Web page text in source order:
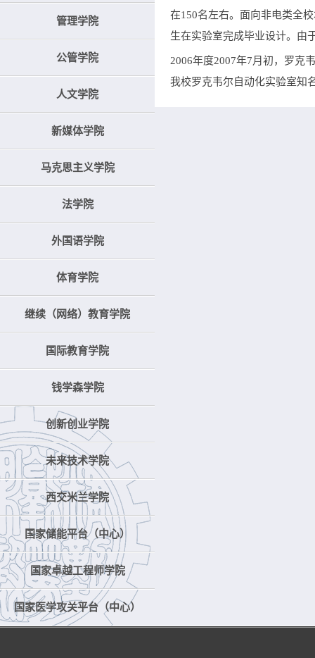
管理学院
公管学院
人文学院
新媒体学院
马克思主义学院
法学院
外国语学院
体育学院
继续（网络）教育学院
国际教育学院
钱学森学院
创新创业学院
未来技术学院
西交米兰学院
国家储能平台（中心）
国家卓越工程师学院
国家医学攻关平台（中心）
在150名左右。面向非电类全
生在实验室完成毕业设计。由
2006年度2007年7月初，罗克
我校罗克韦尔自动化实验室知